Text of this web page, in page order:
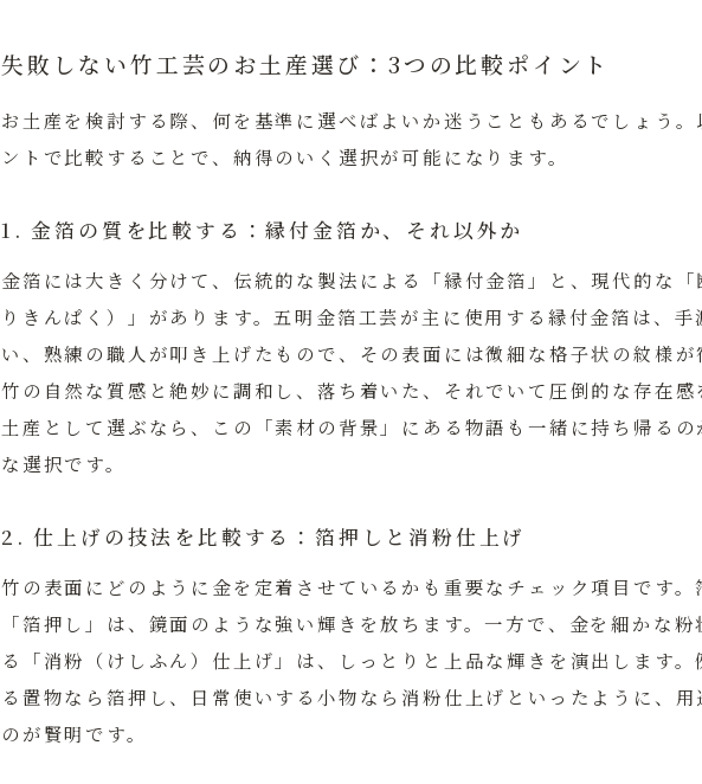
失敗しない竹工芸のお土産選び：3つの比較ポイント
お土産を検討する際、何を基準に選べばよいか迷うこともあるでしょう
ントで比較することで、納得のいく選択が可能になります。
1. 金箔の質を比較する：縁付金箔か、それ以外か
金箔には大きく分けて、伝統的な製法による「縁付金箔」と、現代的な
りきんぱく）」があります。五明金箔工芸が主に使用する 縁付金箔 は、
い、熟練の職人が叩き上げたもので、その表面には微細な格子状の紋様
竹の自然な質感と絶妙に調和し、落ち着いた、それでいて圧倒的な存在
土産として選ぶなら、この「素材の背景」にある物語も一緒に持ち帰る
な選択です。
2. 仕上げの技法を比較する：箔押しと消粉仕上げ
竹の表面にどのように金を定着させているかも重要なチェック項目です
「箔押し」は、鏡面のような強い輝きを放ちます。一方で、金を細かな
る「消粉（けしふん）仕上げ」は、しっとりと上品な輝きを演出します
る置物なら箔押し、日常使いする小物なら消粉仕上げといったように、
のが賢明です。